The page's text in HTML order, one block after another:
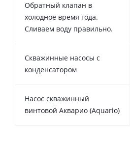
Обратный клапан в
холодное время года.
Сливаем воду правильно.
Cкважинные насосы с
конденсатором
Насос скважинный
винтовой Акварио (Aquario)